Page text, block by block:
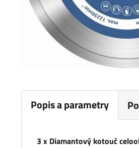
Popis a parametry
3 x Diamantový kotouč